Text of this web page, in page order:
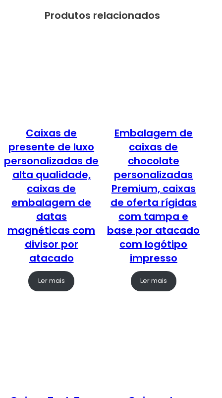
Produtos relacionados
Caixas de
presente de luxo
personalizadas de
alta qualidade,
caixas de
embalagem de
datas
magnéticas com
divisor por
atacado
Ler mais
Embalagem de
caixas de
chocolate
personalizadas
Premium, caixas
de oferta rígidas
com tampa e
base por atacado
com logótipo
impresso
Ler mais